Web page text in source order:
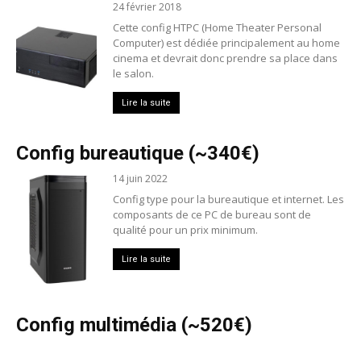
24 février 2018
Cette config HTPC (Home Theater Personal
Computer) est dédiée principalement au home
cinema et devrait donc prendre sa place dans
le salon.
Lire la suite
Config bureautique (~340€)
14 juin 2022
Config type pour la bureautique et internet. Les
composants de ce PC de bureau sont de
qualité pour un prix minimum.
Lire la suite
Config multimédia (~520€)